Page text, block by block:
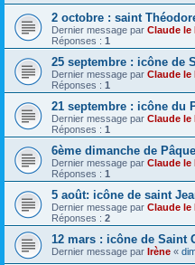
2 octobre : saint
Dernier message par Claude le
Réponses : 1
25 septembre : icône de
Dernier message par Claude le
Réponses : 1
21 septembre : icône du
Dernier message par Claude le
Réponses : 1
6ème dimanche de
Dernier message par Claude le
Réponses : 1
5 août: icône de saint
Dernier message par Claude le
Réponses : 2
12 mars : icône de Saint
Dernier message par Irène «